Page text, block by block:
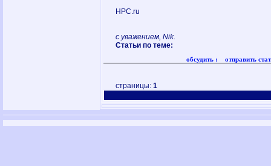
HPC.ru
с уважением, Nik.
Статьи по теме:
обсудить : отправить
страницы:1